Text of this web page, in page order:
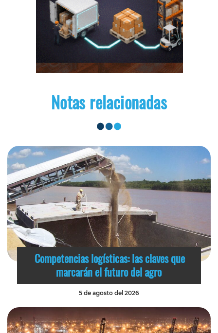
Notas relacionadas
Competencias logísticas: las claves que
marcarán el futuro del agro
5 de agosto del 2026